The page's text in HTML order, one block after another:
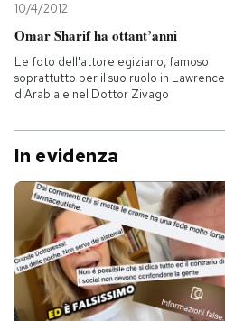
10/4/2012
Omar Sharif ha ottant’anni
Le foto dell'attore egiziano, famoso
soprattutto per il suo ruolo in Lawrence
d'Arabia e nel Dottor Zivago
In evidenza